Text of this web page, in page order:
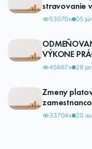
stravovanie
53070x 05
VÝKONE
45667x 28
Zmeny
33704x 20